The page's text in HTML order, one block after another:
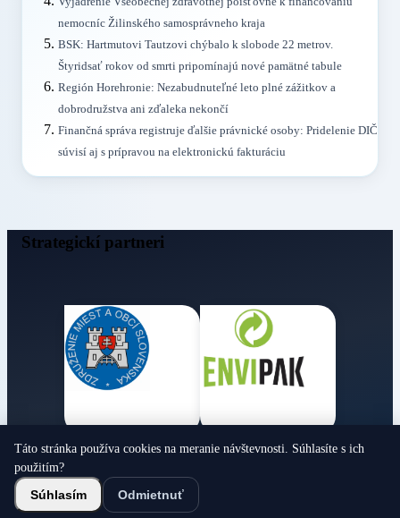
nemocníc Žilinského samosprávneho kraja
BSK: Hartmutovi Tautzovi chýbalo k slobode 22 metrov.
Štyridsať rokov od smrti pripomínajú nové pamätné tabule
Región Horehronie: Nezabudnuteľné leto plné zážitkov a
dobrodružstva ani zďaleka nekončí
Finančná správa registruje ďalšie právnické osoby: Pridelenie DIČ
súvisí aj s prípravou na elektronickú fakturáciu
Strategickí partneri
Obecné noviny
© 2026 Všetky práva vyhradené
Táto stránka používa cookies na meranie návštevnosti. Súhlasíte s ich
použitím?
Súhlasím Odmietnuť